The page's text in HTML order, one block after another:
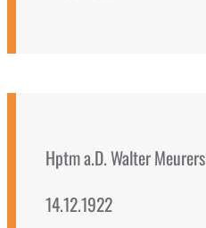
Hptm a.D. Walter Meurers
14.12.1922